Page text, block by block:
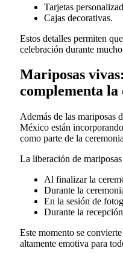
Tarjetas
Cajas decorativas.
Estos detalles permiten
celebración durante
Mariposas
complementa la
Además de las mariposas
México están incorporando
como parte de la
La liberación de
Al finalizar la
Durante la
En la sesión de
Durante la
Este momento se
altamente emotiva para